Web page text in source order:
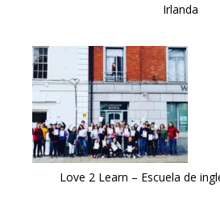
Irlanda
Love 2 Learn – Escuela de